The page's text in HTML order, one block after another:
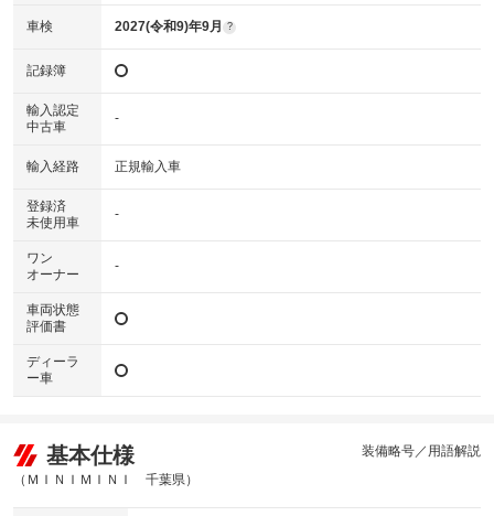
車検 2027(令和9)年9月 ?
記録簿
輸入認定
中古車
-
輸入経路 正規輸入車
登録済
未使用車
-
ワン
オーナー
-
車両状態
評価書
ディーラ
ー車
基本仕様
（ＭＩＮＩＭＩＮＩ 千葉県）
装備略号／用語解説